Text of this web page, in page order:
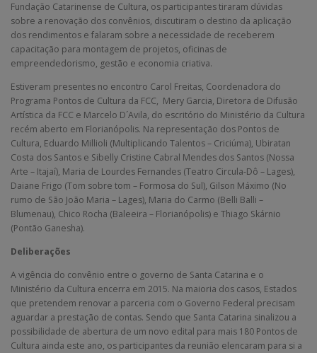
Fundação Catarinense de Cultura, os participantes tiraram dúvidas
sobre a renovação dos convênios, discutiram o destino da aplicação
dos rendimentos e falaram sobre a necessidade de receberem
capacitação para montagem de projetos, oficinas de
empreendedorismo, gestão e economia criativa.
Estiveram presentes no encontro Carol Freitas, Coordenadora do
Programa Pontos de Cultura da FCC, Mery Garcia, Diretora de Difusão
Artística da FCC e Marcelo D´Avila, do escritório do Ministério da Cultura
recém aberto em Florianópolis. Na representação dos Pontos de
Cultura, Eduardo Millioli (Multiplicando Talentos – Criciúma), Ubiratan
Costa dos Santos e Sibelly Cristine Cabral Mendes dos Santos (Nossa
Arte – Itajaí), Maria de Lourdes Fernandes (Teatro Circula-Dô – Lages),
Daiane Frigo (Tom sobre tom – Formosa do Sul), Gilson Máximo (No
rumo de São João Maria – Lages), Maria do Carmo (Belli Balli –
Blumenau), Chico Rocha (Baleeira – Florianópolis) e Thiago Skárnio
(Pontão Ganesha).
Deliberações
A vigência do convênio entre o governo de Santa Catarina e o
Ministério da Cultura encerra em 2015. Na maioria dos casos, Estados
que pretendem renovar a parceria com o Governo Federal precisam
aguardar a prestação de contas. Sendo que Santa Catarina sinalizou a
possibilidade de abertura de um novo edital para mais 180 Pontos de
Cultura ainda este ano, os participantes da reunião elencaram para si a